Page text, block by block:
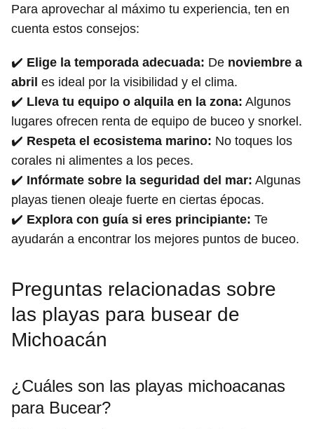
Para aprovechar al máximo tu experiencia, ten en
cuenta estos consejos:
✔️ Elige la temporada adecuada: De noviembre a
abril es ideal por la visibilidad y el clima.
✔️ Lleva tu equipo o alquila en la zona: Algunos
lugares ofrecen renta de equipo de buceo y snorkel.
✔️ Respeta el ecosistema marino: No toques los
corales ni alimentes a los peces.
✔️ Infórmate sobre la seguridad del mar: Algunas
playas tienen oleaje fuerte en ciertas épocas.
✔️ Explora con guía si eres principiante: Te
ayudarán a encontrar los mejores puntos de buceo.
Preguntas relacionadas sobre
las playas para busear de
Michoacán
¿Cuáles son las playas michoacanas
para Bucear?